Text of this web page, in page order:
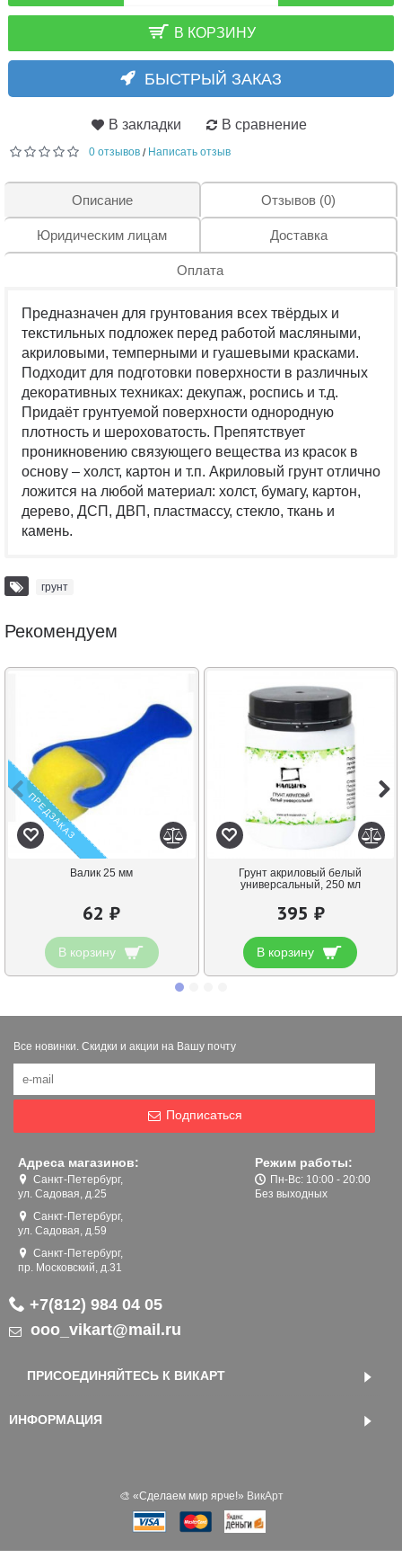
В КОРЗИНУ
БЫСТРЫЙ ЗАКАЗ
В закладки В сравнение
0 отзывов / Написать отзыв
Описание Отзывов (0)
Юридическим лицам Доставка
Оплата
Предназначен для грунтования всех твёрдых и
текстильных подложек перед работой масляными,
акриловыми, темперными и гуашевыми красками.
Подходит для подготовки поверхности в различных
декоративных техниках: декупаж, роспись и т.д.
Придаёт грунтуемой поверхности однородную
плотность и шероховатость. Препятствует
проникновению связующего вещества из красок в
основу – холст, картон и т.п. Акриловый грунт отлично
ложится на любой материал: холст, бумагу, картон,
дерево, ДСП, ДВП, пластмассу, стекло, ткань и
камень.
грунт
Рекомендуем
ПРЕДЗАКАЗ
Валик 25 мм
62 ₽
В корзину
Грунт акриловый белый
универсальный, 250 мл
395 ₽
В корзину
Все новинки. Скидки и акции на Вашу почту
Подписаться
Адреса магазинов:
Санкт-Петербург,
ул. Садовая, д.25
Санкт-Петербург,
ул. Садовая, д.59
Санкт-Петербург,
пр. Московский, д.31
Режим работы:
Пн-Вс: 10:00 - 20:00
Без выходных
+7(812) 984 04 05
ooo_vikart@mail.ru
ПРИСОЕДИНЯЙТЕСЬ К ВИКАРТ
ИНФОРМАЦИЯ
🎨 «‎Сделаем мир ярче!» ВикАрт